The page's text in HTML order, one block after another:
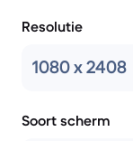
Resolutie
1080 x 2408
Soort scherm